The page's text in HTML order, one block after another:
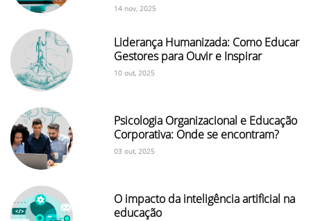
14 nov, 2025
Liderança Humanizada: Como Educar
Gestores para Ouvir e Inspirar
10 out, 2025
Psicologia Organizacional e Educação
Corporativa: Onde se encontram?
03 out, 2025
O impacto da inteligência artificial na
educação